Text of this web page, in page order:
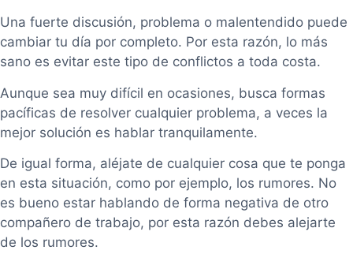
Una fuerte discusión, problema o malentendido puede
cambiar tu día por completo. Por esta razón, lo más
sano es evitar este tipo de conflictos a toda costa.
Aunque sea muy difícil en ocasiones, busca formas
pacíficas de resolver cualquier problema, a veces la
mejor solución es hablar tranquilamente.
De igual forma, aléjate de cualquier cosa que te ponga
en esta situación, como por ejemplo, los rumores. No
es bueno estar hablando de forma negativa de otro
compañero de trabajo, por esta razón debes alejarte
de los rumores.